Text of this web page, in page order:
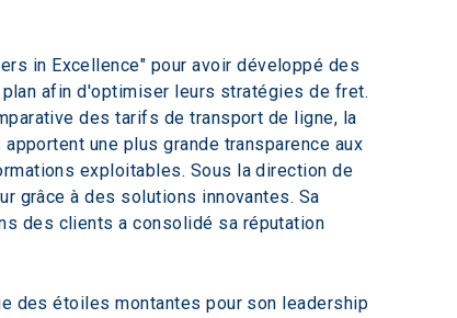
in Excellence" pour avoir développé des
afin d'optimiser leurs stratégies de fret.
des tarifs de transport de ligne, la
une plus grande transparence aux
exploitables. Sous la direction de
grâce à des solutions innovantes. Sa
des clients a consolidé sa réputation
des étoiles montantes pour son leadership